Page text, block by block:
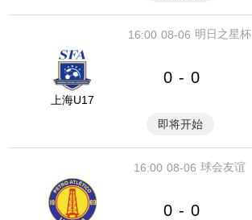
08-06
16:00 明日之星杯
上海U17
0 - 0
即将开始
08-06
16:00 球会友谊
0 - 0